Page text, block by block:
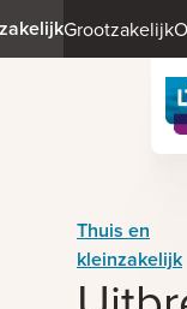
Grootzakelijk
Thuis en
kleinzakelijk